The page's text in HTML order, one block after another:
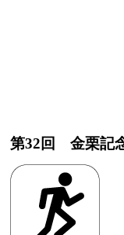
第32回 金栗記